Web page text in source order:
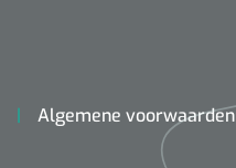
Algemene voorwaarden